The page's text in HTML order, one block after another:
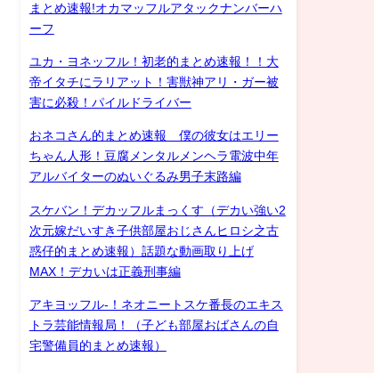
まとめ速報!オカマッフルアタックナンバーハ
ーフ
ユカ・ヨネッフル！初老的まとめ速報！！大
帝イタチにラリアット！害獣神アリ・ガー被
害に必殺！パイルドライバー
おネコさん的まとめ速報 僕の彼女はエリー
ちゃん人形！豆腐メンタルメンヘラ電波中年
アルバイターのぬいぐるみ男子末路編
スケバン！デカッフルまっくす（デカい強い2
次元嫁だいすき子供部屋おじさんヒロシ之古
惑仔的まとめ速報）話題な動画取り上げ
MAX！デカいは正義刑事編
アキヨッフル-！ネオニートスケ番長のエキス
トラ芸能情報局！（子ども部屋おばさんの自
宅警備員的まとめ速報）